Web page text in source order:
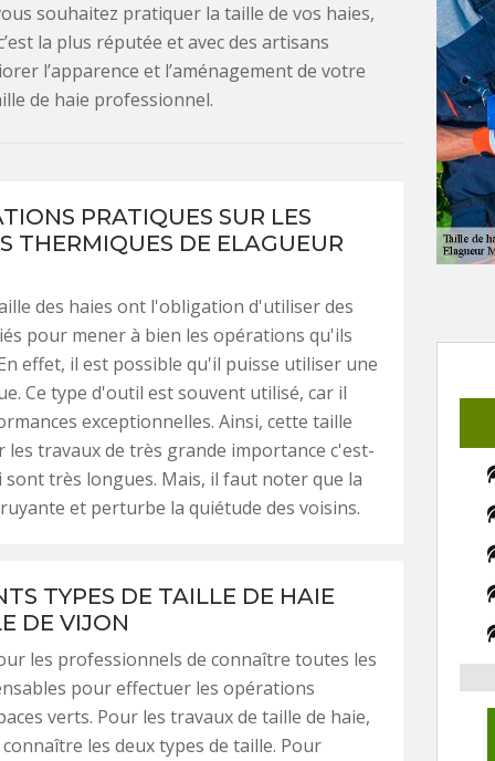
souhaitez pratiquer la taille de vos haies,
la plus réputée et avec des artisans
l’apparence et l’aménagement de votre
de haie professionnel.
PRATIQUES SUR LES
THERMIQUES DE ELAGUEUR
des haies ont l'obligation d'utiliser des
pour mener à bien les opérations qu'ils
effet, il est possible qu'il puisse utiliser une
Ce type d'outil est souvent utilisé, car il
exceptionnelles. Ainsi, cette taille
les travaux de très grande importance c'est-
sont très longues. Mais, il faut noter que la
et perturbe la quiétude des voisins.
TYPES DE TAILLE DE HAIE
DE VIJON
les professionnels de connaître toutes les
pour effectuer les opérations
verts. Pour les travaux de taille de haie,
les deux types de taille. Pour